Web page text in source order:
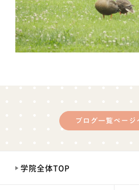
ブログ一覧ページ
学院全体TOP